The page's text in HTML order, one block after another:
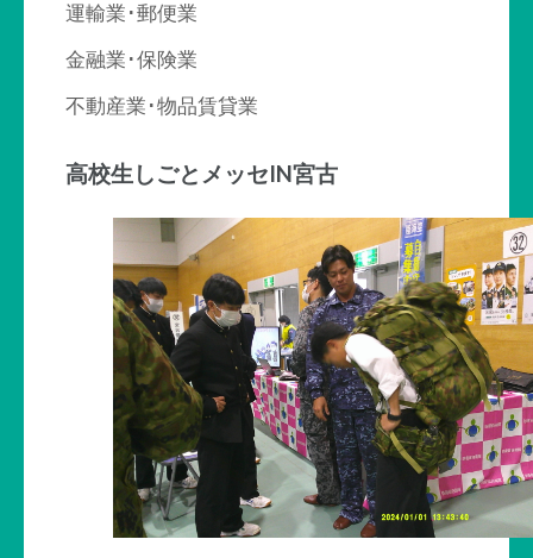
運輸業･郵便業
金融業･保険業
不動産業･物品賃貸業
高校生しごとメッセIN宮古